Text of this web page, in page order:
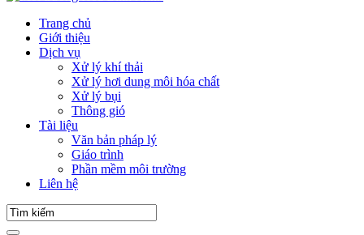
Trang chủ
Giới thiệu
Dịch vụ
Xử lý khí thải
Xử lý hơi dung môi hóa chất
Xử lý bụi
Thông gió
Tài liệu
Văn bản pháp lý
Giáo trình
Phần mềm môi trường
Liên hệ